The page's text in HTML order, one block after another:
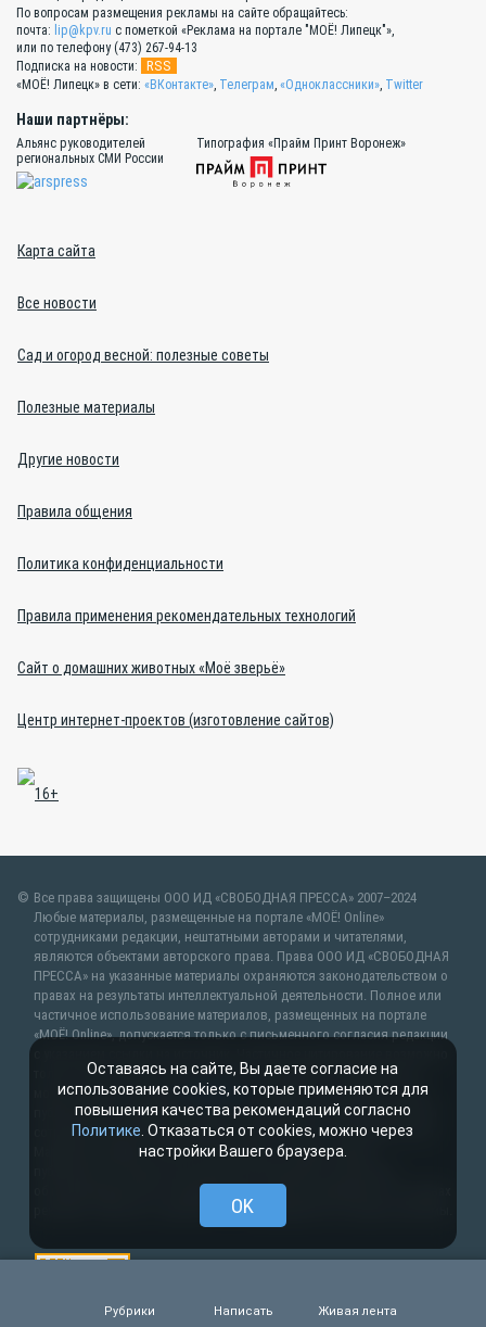
По вопросам размещения рекламы на сайте обращайтесь:
почта: lip@kpv.ru с пометкой «Реклама на портале "МОЁ! Липецк"»,
или по телефону (473) 267-94-13
Подписка на новости:
RSS
«МОЁ! Липецк» в сети: «ВКонтакте», Телеграм, «Одноклассники», Twitter
Наши партнёры:
Альянс руководителей
региональных СМИ России
Типография «Прайм Принт Воронеж»
Карта сайта
Все новости
Сад и огород весной: полезные советы
Полезные материалы
Другие новости
Правила общения
Политика конфиденциальности
Правила применения рекомендательных технологий
Сайт о домашних животных «Моё зверьё»
Центр интернет-проектов (изготовление сайтов)
Все права защищены ООО ИД «СВОБОДНАЯ ПРЕССА» 2007–2024
Любые материалы, размещенные на портале «МОЁ! Online»
сотрудниками редакции, нештатными авторами и читателями,
являются объектами авторского права. Права ООО ИД «СВОБОДНАЯ
ПРЕССА» на указанные материалы охраняются законодательством о
правах на результаты интеллектуальной деятельности. Полное или
частичное использование материалов, размещенных на портале
«МОЁ! Online», допускается только с письменного согласия редакции
только при условии гиперссылки на moe-lipetsk.ru.Все вопросы
можно задать по адресуweb@kpv.ru. В рубрике «От первого лица»
публикуются сообщения в рамках контрактов об информационном
сотрудничестве между редакцией «МОЁ! Online» и органами власти.
Материалы рубрик «Новости партнёров» и «Будь в курсе»
об информационном сотрудничестве и (или) размещаются на правах
) размещаются на правах рекламы.
Рубрики Написать Живая лента
Оставаясь на сайте, Вы даете согласие на
использование cookies, которые применяются для
повышения качества рекомендаций согласно
Политике . Отказаться от cookies, можно через
настройки Вашего браузера.
OK